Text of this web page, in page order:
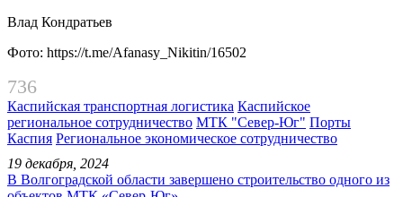
Влад Кондратьев
Фото: https://t.me/Afanasy_Nikitin/16502
736
Каспийская транспортная логистика Каспийское
региональное сотрудничество МТК "Север-Юг" Порты
Каспия Региональное экономическое сотрудничество
19 декабря, 2024
В Волгоградской области завершено строительство одного из